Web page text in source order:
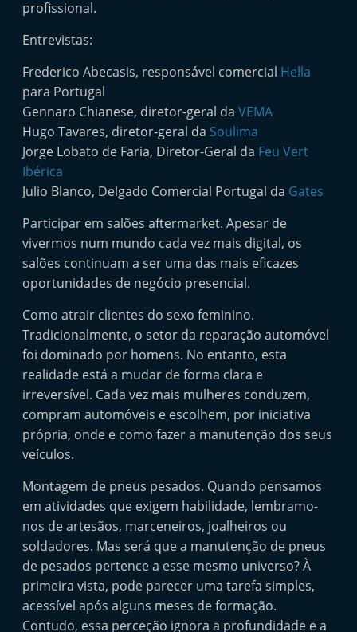
profissional.
Entrevistas:
Frederico Abecasis, responsável comercial Hella
para Portugal
Gennaro Chianese, diretor-geral daVEMA
Hugo Tavares, diretor-geral da Soulima
Jorge Lobato de Faria, Diretor-Geral da Feu Vert
Ibérica
Julio Blanco, Delgado Comercial Portugal da Gates
Participar em salões aftermarket. Apesar de
vivermos num mundo cada vez mais digital, os
salões continuam a ser uma das mais eficazes
oportunidades de negócio presencial.
Como atrair clientes do sexo feminino.
Tradicionalmente, o setor da reparação automóvel
foi dominado por homens. No entanto, esta
realidade está a mudar de forma clara e
irreversível. Cada vez mais mulheres conduzem,
compram automóveis e escolhem, por iniciativa
própria, onde e como fazer a manutenção dos seus
veículos.
Montagem de pneus pesados. Quando pensamos
em atividades que exigem habilidade, lembramo-
nos de artesãos, marceneiros, joalheiros ou
soldadores. Mas será que a manutenção de pneus
de pesados pertence a esse mesmo universo? À
primeira vista, pode parecer uma tarefa simples,
acessível após alguns meses de formação.
Contudo, essa perceção ignora a profundidade e a